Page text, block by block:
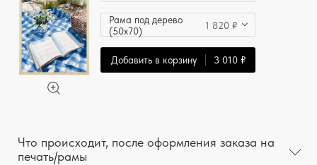
Рама под дерево
(50x70)
1 820 ₽
Добавить в корзину 3 010 ₽
Что происходит, после оформления заказа на
печать/рамы